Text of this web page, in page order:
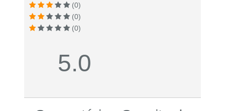
(0)
(0)
(0)
5.0